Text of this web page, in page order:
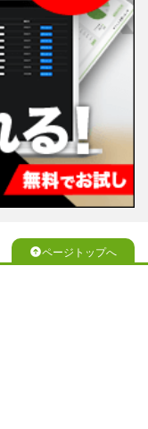
ページトップへ